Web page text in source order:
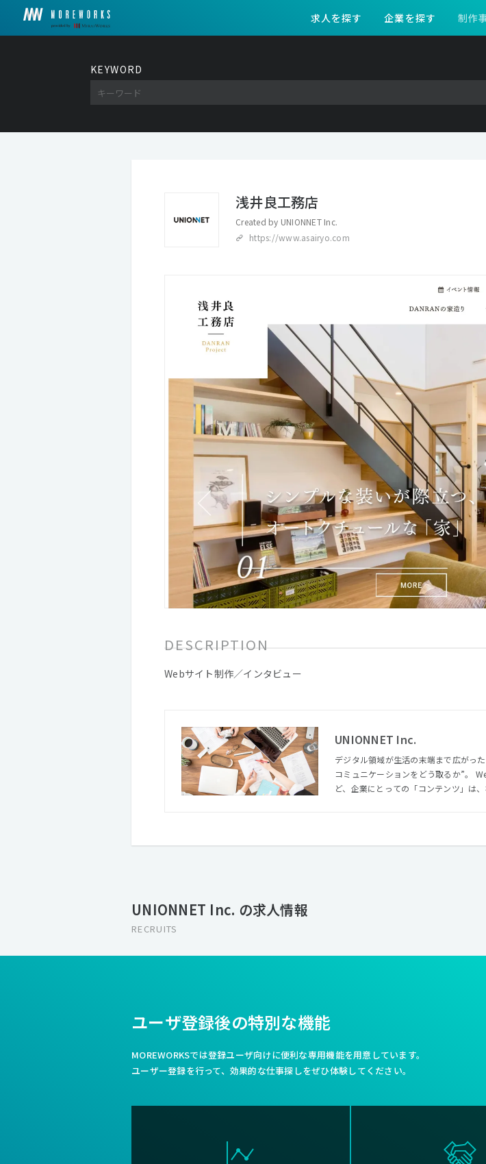
求人を探す 企業を探す 制作
KEYWORD
浅井良工務店
Created by UNIONNET Inc.
https://www.asairyo.com
DESCRIPTION
Webサイト制作／インタビュー
UNIONNET Inc.
デジタル領域が生活の末端まで広がっ
コミュニケーションをどう取るか”。 Webサイトをはじめ、ブログ記事、SNS投稿、レビュー・口コミな
ど、企業にとっての「コンテンツ」は
考えています。
UNIONNET Inc. の求人情報
RECRUITS
ユーザ登録後の特別な機能
MOREWORKSでは登録ユーザ向けに便利な専用機能を用意しています。
ユーザー登録を行って、効果的な仕事探しをぜひ体験してください。